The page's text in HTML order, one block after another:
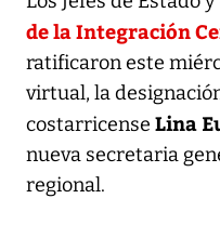
de la Integración
ratificaron este
virtual, la
costarricense Lina
nueva secretaria
regional.